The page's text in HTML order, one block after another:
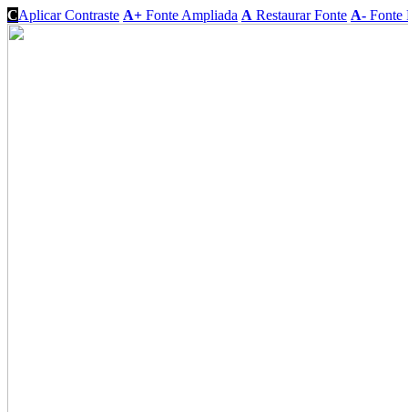
CAplicar Contraste A+ Fonte Ampliada A Restaurar Fonte A- Fonte